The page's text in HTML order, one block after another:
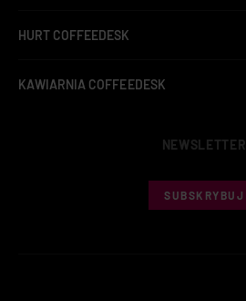
HURT COFFEEDESK
KAWIARNIA COFFEEDESK
NEWSLETTER
SUBSKRYBUJ